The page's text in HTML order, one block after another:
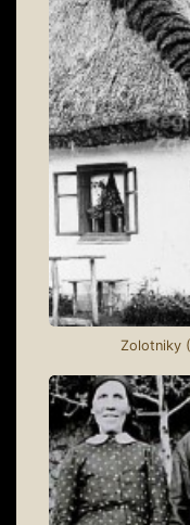
Zolotniky